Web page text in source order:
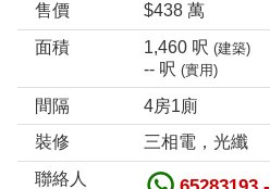
售價
$438 萬
面積
1,460 呎 (建築)
-- 呎 (實用)
間隔
4房1廁
裝修
三相電，光纖
聯絡人